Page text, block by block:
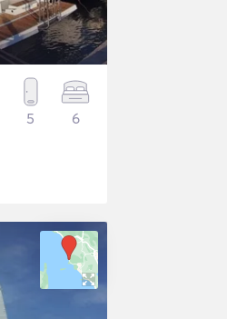
5 6